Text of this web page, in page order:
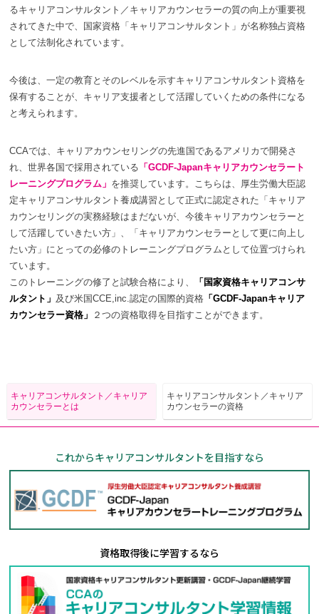
るキャリアコンサルタント／キャリアカウンセラーの質の向上が重要視
されてきた中で、国家資格「キャリアコンサルタント」が名称独占資格
として法制化されています。
今後は、一定の教育とそのレベルを示すキャリアコンサルタント資格を
保有することが、キャリア支援者として活躍していくための条件になる
と考えられます。
CCAでは、キャリアカウンセリングの先進国であるアメリカで開発さ
れ、世界各国で採用されている 「GCDF-Japanキャリアカウンセラート
レーニングプログラム」 を推奨しています。こちらは、厚生労働大臣認
定キャリアコンサルタント養成講習として正式に認定された「キャリア
カウンセリングの実務経験はまだないが、今後キャリアカウンセラーと
して活躍していきたい方」、「キャリアカウンセラーとして更に向上し
たい方」にとっての必修のトレーニングプログラムとして位置づけられ
ています。
このトレーニングの修了と試験合格により、
「国家資格キャリアコンサ
ルタント」 及び米国CCE,inc.認定の国際的資格 「GCDF-Japanキャリア
カウンセラー資格」
２つの資格取得を目指すことができます。
キャリアコンサルタント／ キャリア
カウンセラーとは
キャリアコンサルタント／ キャリア
カウンセラーの資格
これからキャリアコンサルタントを目指すなら
資格取得後に学習するなら